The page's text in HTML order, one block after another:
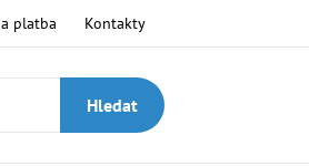
platba Kontakty
Hledat